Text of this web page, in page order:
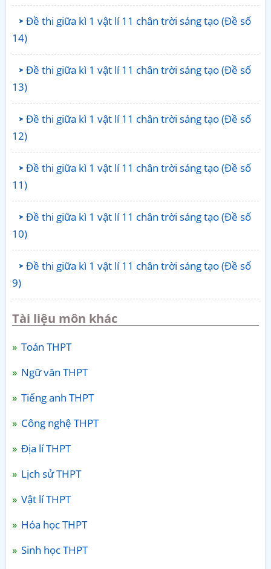
Đề thi giữa kì 1 vật lí 11 chân trời sáng tạo (Đề số
14)
Đề thi giữa kì 1 vật lí 11 chân trời sáng tạo (Đề số
13)
Đề thi giữa kì 1 vật lí 11 chân trời sáng tạo (Đề số
12)
Đề thi giữa kì 1 vật lí 11 chân trời sáng tạo (Đề số
11)
Đề thi giữa kì 1 vật lí 11 chân trời sáng tạo (Đề số
10)
Đề thi giữa kì 1 vật lí 11 chân trời sáng tạo (Đề số
9)
Tài liệu môn khác
Toán THPT
Ngữ văn THPT
Tiếng anh THPT
Công nghệ THPT
Địa lí THPT
Lịch sử THPT
Vật lí THPT
Hóa học THPT
Sinh học THPT